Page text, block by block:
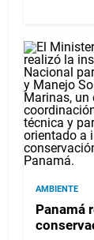
AMBIENTE
Panamá